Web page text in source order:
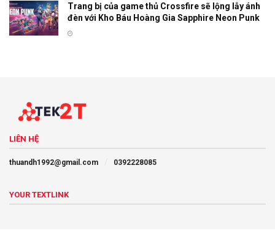
Trang bị của game thủ Crossfire sẽ lộng lẫy ánh
đèn với Kho Báu Hoàng Gia Sapphire Neon Punk
LIÊN HỆ
thuandh1992@gmail.com 0392228085
YOUR TEXTLINK